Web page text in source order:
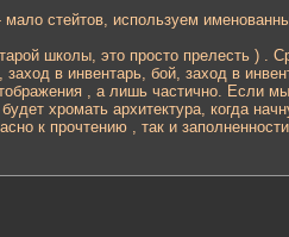
стейтов, используем
школы, это просто прелесть ) .
в инвентарь, бой, заход в
, а лишь частично. Если
хромать архитектура, когда
к прочтению , так и